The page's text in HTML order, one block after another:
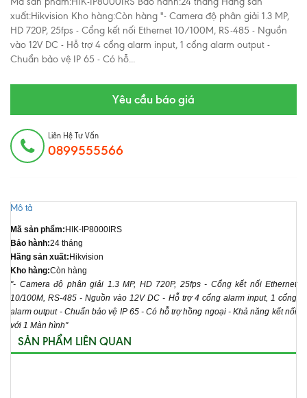
xuất:Hikvision Kho hàng:Còn hàng "- Camera độ phân giải 1.3 MP,
HD 720P, 25fps - Cổng kết nối Ethernet 10/100M, RS-485 - Nguồn
vào 12V DC - Hỗ trợ 4 cổng alarm input, 1 cổng alarm output -
Chuẩn bảo vệ IP 65 - Có hỗ...
Yêu cầu báo giá
Liên Hệ Tư Vấn
0899555566
Mô tả
Mã sản phẩm: HIK-IP8000IRS
Bảo hành:24 tháng
Hãng sản xuất: Hikvision
Kho hàng:Còn hàng
"- Camera độ phân giải 1.3 MP, HD 720P, 25fps - Cổng kết nối Ethernet
10/100M, RS-485 - Nguồn vào 12V DC - Hỗ trợ 4 cổng alarm input, 1 cổng
alarm output - Chuẩn bảo vệ IP 65 - Có hỗ trợ hồng ngoại - Khả năng kết nối
với 1 Màn hình"
SẢN PHẨM LIÊN QUAN